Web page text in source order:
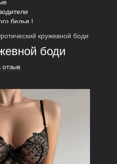
кружевной боди
боди
отзыв